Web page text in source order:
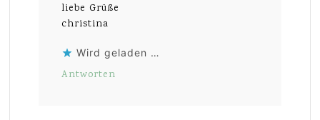
liebe Grüße
christina
Wird geladen …
Antworten